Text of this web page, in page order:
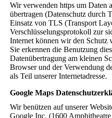
Wir verwenden https um Daten
übertragen (Datenschutz durch
Einsatz von TLS (Transport
Verschlüsselungsprotokoll zur
Internet können wir den Schutz
Sie erkennen die Benutzung
Datenübertragung am kleinen
Browser und der Verwendung
als Teil unserer Internetadresse.
Google Maps
Wir benützen auf unserer
Google Inc. (1600